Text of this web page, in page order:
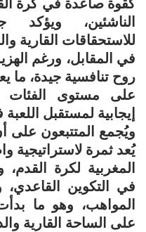
الناشئين،
للاستحقاقات القارية
في المقابل، ورغم
روح تنافسية جيدة، ما
على مستوى الفئات
إيجابية لمستقبل اللعبة
ويُجمع المتتبعون على
يُعد ثمرة لاستراتيجية
المغربية لكرة
في التكوين القاعدي،
المواهب، وهو ما
على الساحة القارية